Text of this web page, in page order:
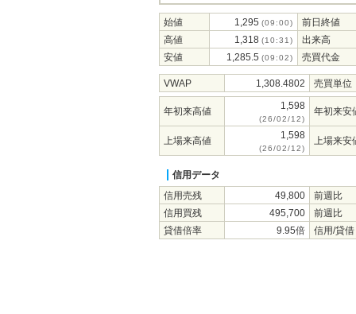
始値 1,295 (09:00)
前日終値
高値
1,318 (10:31)
出来高
安値
1,285.5 (09:02) 売買代金
VWAP 1,308.4802 売買単位
年初来高値 1,598
(26/02/12)
年初来安
上場来高値 1,598
(26/02/12)
上場来安
信用データ
信用売残
49,800
前週比
信用買残
495,700
前週比
貸借倍率
9.95倍 信用/貸借